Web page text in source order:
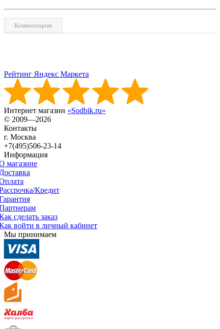
Комментарии
Рейтинг Яндекс Маркета
Интернет магазин «Sodbik.ru»
© 2009—2026
Контакты
г. Москва
+7(495)506-23-14
Информация
магазине
Кредит
сделать заказ
войти в личный кабинет
Мы принимаем